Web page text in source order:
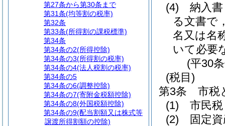
(4)
納入
る文書で
名又は名
いて必要
(平30
(税目)
第3条
市税
(1)
市民税
(2)
固定
第27条から第30条まで
第31条(均等割の税率)
第32条
第33条(所得割の課税標準)
第34条
第34条の2(所得控除)
第34条の3(所得割の税率)
第34条の4(法人税割の税率)
第34条の5
第34条の6(調整控除)
第34条の7(寄附金税額控除)
第34条の8(外国税額控除)
第34条の9(配当割額又は株式等
譲渡所得割額の控除)